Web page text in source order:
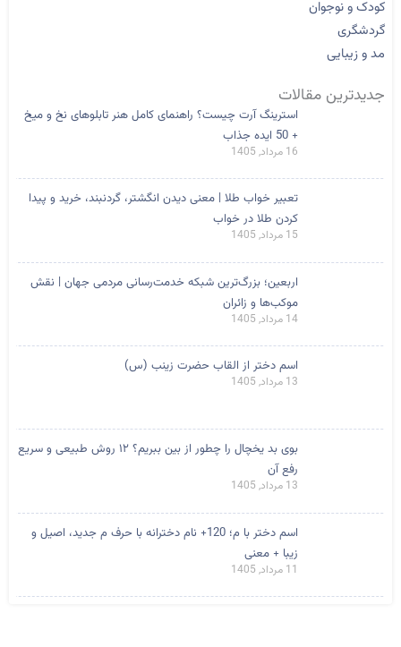
کودک و نوجوان
گردشگری
مد و زیبایی
جدیدترین مقالات
استرینگ آرت چیست؟ راهنمای کامل هنر تابلوهای نخ و میخ
+ 50 ایده جذاب
16 مرداد, 1405
تعبیر خواب طلا | معنی دیدن انگشتر، گردنبند، خرید و پیدا
کردن طلا در خواب
15 مرداد, 1405
اربعین؛ بزرگ‌ترین شبکه خدمت‌رسانی مردمی جهان | نقش
موکب‌ها و زائران
14 مرداد, 1405
اسم دختر از القاب حضرت زینب (س)
13 مرداد, 1405
بوی بد یخچال را چطور از بین ببریم؟ ۱۲ روش طبیعی و سریع
رفع آن
13 مرداد, 1405
اسم دختر با م؛ 120+ نام دخترانه با حرف م جدید، اصیل و
زیبا + معنی
11 مرداد, 1405